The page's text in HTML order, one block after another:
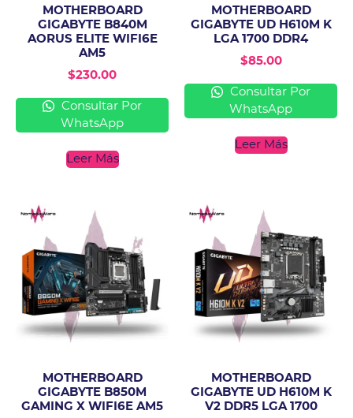
MOTHERBOARD
GIGABYTE B840M
AORUS ELITE WIFI6E
AM5
$230.00
Consultar Por
WhatsApp
Leer Más
MOTHERBOARD
GIGABYTE UD H610M K
LGA 1700 DDR4
$85.00
Consultar Por
WhatsApp
Leer Más
MOTHERBOARD
GIGABYTE B850M
GAMING X WIFI6E AM5
MOTHERBOARD
GIGABYTE UD H610M K
V2 DDR5 LGA 1700